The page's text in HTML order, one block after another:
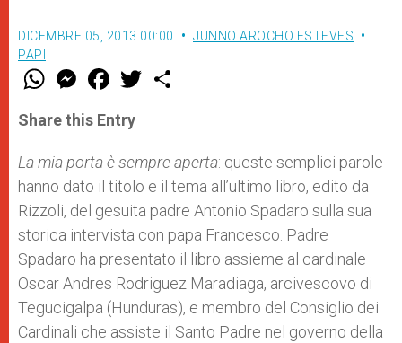
DICEMBRE 05, 2013 00:00
JUNNO AROCHO ESTEVES
PAPI
W
t
s
p
p
M
e
s
e
g
e
r
F
a
e
b
o
k
w
r
Share this Entry
La mia porta è sempre aperta: queste semplici parole
hanno dato il titolo e il tema all’ultimo libro, edito da
Rizzoli, del gesuita padre Antonio Spadaro sulla sua
storica intervista con papa Francesco. Padre
Spadaro ha presentato il libro assieme al cardinale
Oscar Andres Rodriguez Maradiaga, arcivescovo di
Tegucigalpa (Hunduras), e membro del Consiglio dei
Cardinali che assiste il Santo Padre nel governo della